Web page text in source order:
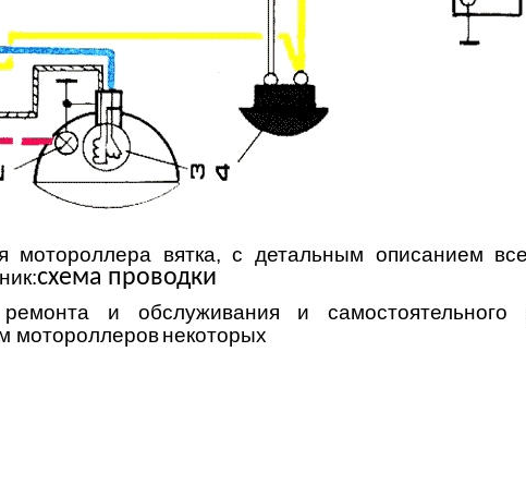
мотороллера вятка, с детальным описанием
схема проводки
и обслуживания и самостоятельного
мотороллеровнекоторых